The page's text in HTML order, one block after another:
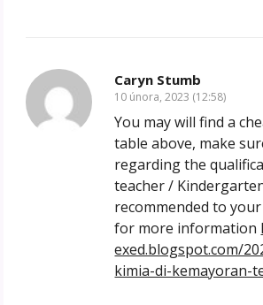
Caryn Stumb
10 února, 2023 (12:58)
You may will find a
table above, make
regarding the
teacher /
recommended to
for more information
exed.blogspot.com/
kimia-di-kemayoran-